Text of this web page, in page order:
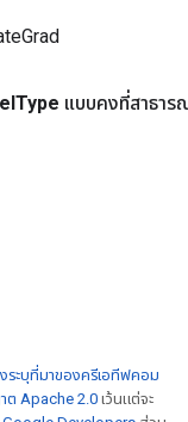
Type แบบคงที่สาธา
ะบุที่มาของครีเอทีฟคอม
ต Apache 2.0เว้นแต่จะ